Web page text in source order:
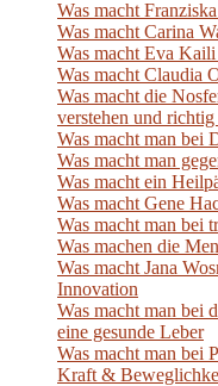
Was macht
Was macht Carina
Was macht Eva Kaili
Was macht Claudia
Was macht die
verstehen und richtig
Was macht man bei
Was macht man
Was macht ein
Was macht Gene
Was macht man bei
Was machen die
Was macht Jana
Innovation
Was macht man bei
eine gesunde Leber
Was macht man bei
Kraft &